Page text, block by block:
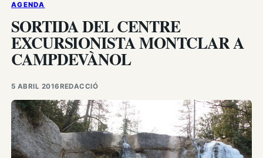
AGENDA
SORTIDA DEL CENTRE
EXCURSIONISTA MONTCLAR A
CAMPDEVÀNOL
5 ABRIL 2016REDACCIÓ